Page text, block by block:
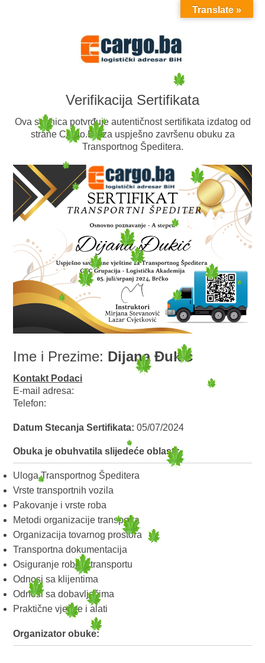
MENU
Verifikacija Sertifikata
Ova stranica potvrđuje autentičnost sertifikata izdatog od
strane Cargo.BA za uspješno završenu obuku za
Transportnog Špeditera.
Ime i Prezime: Dijana Đukić
Kontakt Podaci
E-mail adresa:
Telefon:
Datum Stecanja Sertifikata: 05/07/2024
Obuka je obuhvatila slijedeće oblasti:
Uloga Transportnog Špeditera
Vrste transportnih vozila
Pakovanje i vrste roba
Metodi organizacije transporta
Organizacija tovarnog prostora
Transportna dokumentacija
Osiguranje robe u transportu
Odnosi sa klijentima
Odnosi sa dobavljačima
Praktične vježbe i alati
Organizator obuke:
Translate »